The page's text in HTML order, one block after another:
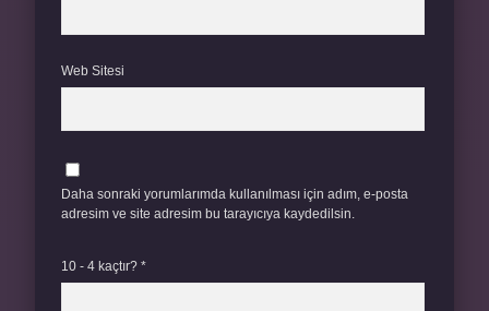
Web Sitesi
Daha sonraki yorumlarımda kullanılması için adım, e-posta
adresim ve site adresim bu tarayıcıya kaydedilsin.
10 - 4 kaçtır? *